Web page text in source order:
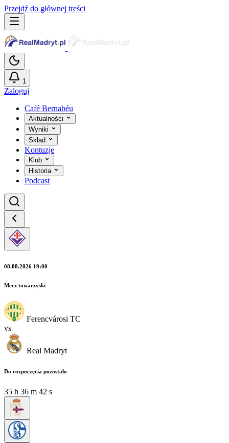
Przejdź do głównej treści
1
Zaloguj
Café Bernabéu
Aktualności
Wyniki
Skład
Kontuzje
Klub
Historia
Podcast
08.08.2026 19:00
Mecz towarzyski
Ferencvárosi TC
vs
Real Madryt
Do rozpoczęcia pozostało
35 h 36 m 41 s